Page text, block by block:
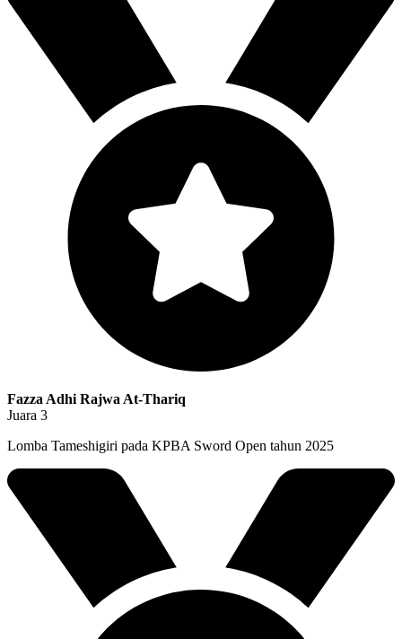
Fazza Adhi Rajwa At-Thariq
Juara 3
Lomba Tameshigiri pada KPBA Sword Open tahun 2025